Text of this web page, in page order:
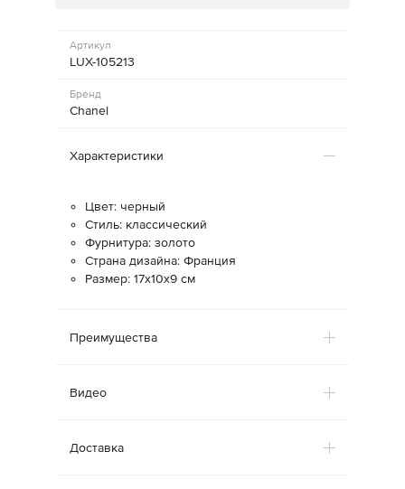
Артикул
LUX-105213
Бренд
Chanel
Характеристики
Цвет: черный
Стиль: классический
Фурнитура: золото
Страна дизайна: Франция
Размер: 17x10x9 см
Преимущества
Видео
Доставка